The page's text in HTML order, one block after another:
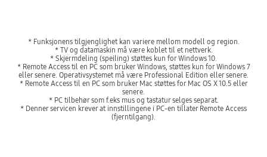
* Funksjonens tilgjenglighet kan variere mellom modell og region.
* TV og datamaskin må være koblet til et nettverk.
* Skjermdeling (speiling) støttes kun for Windows 10.
* Remote Access til en PC som bruker Windows, støttes kun for Windows 7
eller senere. Operativsystemet må være Professional Edition eller senere.
* Remote Access til en PC som bruker Mac støttes for Mac OS X 10.5 eller
senere.
* PC tilbehør som f.eks mus og tastatur selges separat.
* Denner servicen krever at innstillingene i PC-en tillater Remote Access
(fjerntilgang).